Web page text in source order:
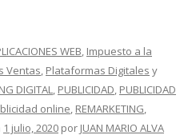
WEB, Impuesto a la
Ventas, Plataformas Digitales y
DIGITAL, PUBLICIDAD, PUBLICIDAD
online, REMARKETING,
1 julio, 2020 por JUAN MARIO ALVA